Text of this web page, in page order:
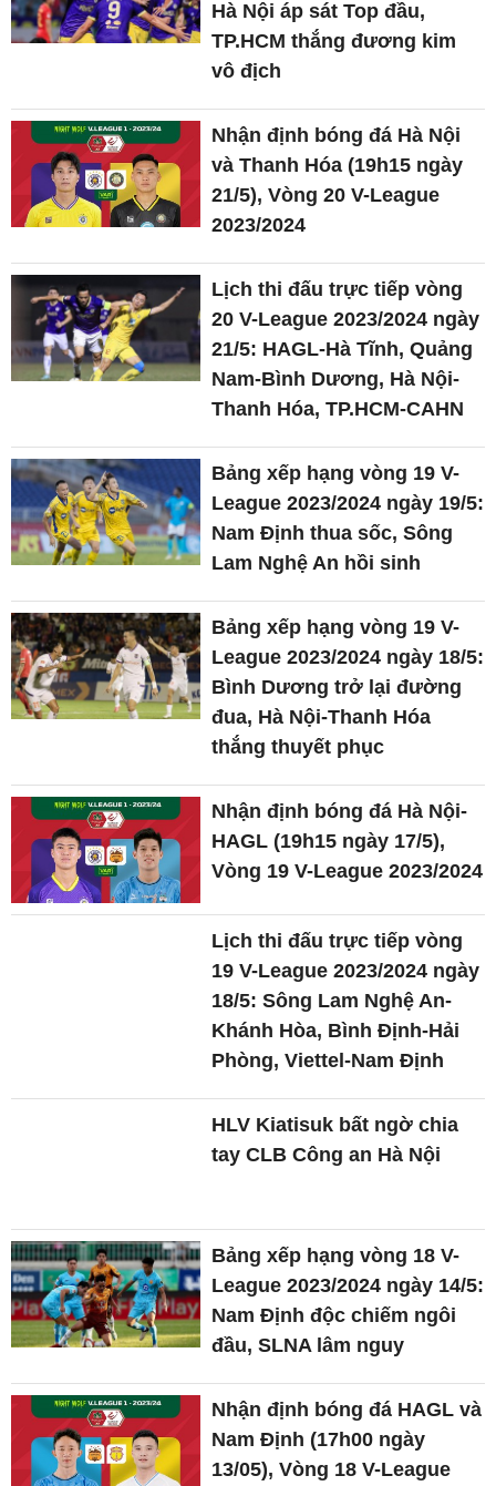
Hà Nội áp sát Top đầu,
TP.HCM thắng đương kim
vô địch
Nhận định bóng đá Hà Nội
và Thanh Hóa (19h15 ngày
21/5), Vòng 20 V-League
2023/2024
Lịch thi đấu trực tiếp vòng
20 V-League 2023/2024 ngày
21/5: HAGL-Hà Tĩnh, Quảng
Nam-Bình Dương, Hà Nội-
Thanh Hóa, TP.HCM-CAHN
Bảng xếp hạng vòng 19 V-
League 2023/2024 ngày 19/5:
Nam Định thua sốc, Sông
Lam Nghệ An hồi sinh
Bảng xếp hạng vòng 19 V-
League 2023/2024 ngày 18/5:
Bình Dương trở lại đường
đua, Hà Nội-Thanh Hóa
thắng thuyết phục
Nhận định bóng đá Hà Nội-
HAGL (19h15 ngày 17/5),
Vòng 19 V-League 2023/2024
Lịch thi đấu trực tiếp vòng
19 V-League 2023/2024 ngày
18/5: Sông Lam Nghệ An-
Khánh Hòa, Bình Định-Hải
Phòng, Viettel-Nam Định
HLV Kiatisuk bất ngờ chia
tay CLB Công an Hà Nội
Bảng xếp hạng vòng 18 V-
League 2023/2024 ngày 14/5:
Nam Định độc chiếm ngôi
đầu, SLNA lâm nguy
Nhận định bóng đá HAGL và
Nam Định (17h00 ngày
13/05), Vòng 18 V-League